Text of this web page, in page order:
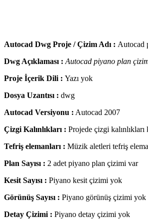
Autocad Dwg Proje / Çizim Adı : Autocad
Dwg Açıklaması : Autocad piyano plan
Proje İçerik Dili : Yazı yok
Dosya Uzantısı : dwg
Autocad Versiyonu : Autocad 2007
Çizgi Kalınlıkları : Projede çizgi kalınlıkları
Tefriş elemanları : Müzik aletleri tefriş
Plan Sayısı : 2 adet piyano plan çizimi var
Kesit Sayısı : Piyano kesit çizimi yok
Görünüş Sayısı : Piyano görünüş çizimi yok
Detay Çizimi : Piyano detay çizimi yok